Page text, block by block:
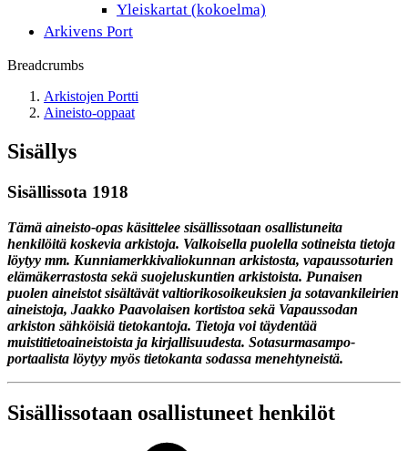
Yleiskartat (kokoelma)
Arkivens Port
Breadcrumbs
Arkistojen Portti
Aineisto-oppaat
Sisällys
Sisällissota 1918
Tämä aineisto-opas käsittelee sisällissotaan osallistuneita
henkilöitä koskevia arkistoja. Valkoisella puolella sotineista tietoja
löytyy mm. Kunniamerkkivaliokunnan arkistosta, vapaussoturien
elämäkerrastosta sekä suojeluskuntien arkistoista. Punaisen
puolen aineistot sisältävät valtiorikosoikeuksien ja sotavankileirien
aineistoja, Jaakko Paavolaisen kortistoa sekä Vapaussodan
arkiston sähköisiä tietokantoja. Tietoja voi täydentää
muistitietoaineistoista ja kirjallisuudesta. Sotasurmasampo-
portaalista löytyy myös tietokanta sodassa menehtyneistä.
Sisällissotaan osallistuneet henkilöt